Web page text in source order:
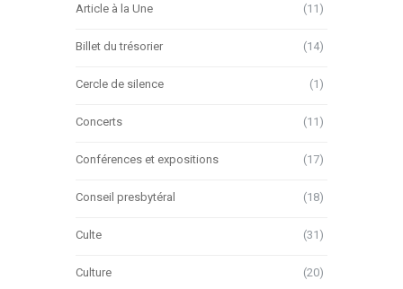
Article à la Une (11)
Billet du trésorier (14)
Cercle de silence (1)
Concerts (11)
Conférences et expositions (17)
Conseil presbytéral (18)
Culte (31)
Culture (20)